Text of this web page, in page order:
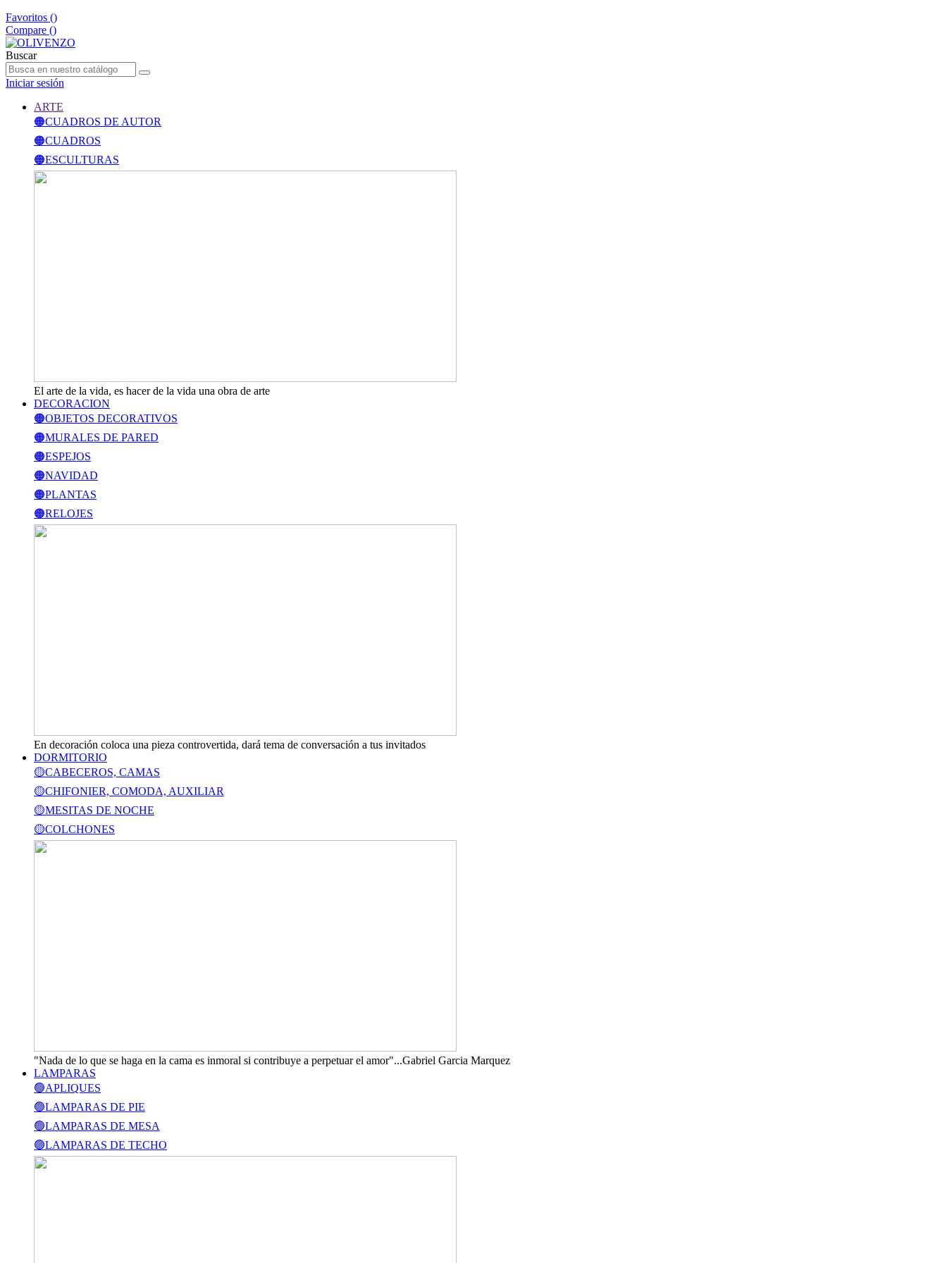
Favoritos ()
Compare ()
Buscar
Iniciar sesión
ARTE
🟠CUADROS DE AUTOR
🟠CUADROS
🟠ESCULTURAS
El arte de la vida, es hacer de la vida una obra de arte
DECORACION
🟠OBJETOS DECORATIVOS
🟠MURALES DE PARED
🟠ESPEJOS
🟠NAVIDAD
🟠PLANTAS
🟠RELOJES
En decoración coloca una pieza controvertida, dará tema de conversación a tus invitados
DORMITORIO
🟡CABECEROS, CAMAS
🟡CHIFONIER, COMODA, AUXILIAR
🟡MESITAS DE NOCHE
🟡COLCHONES
"Nada de lo que se haga en la cama es inmoral si contribuye a perpetuar el amor"...Gabriel Garcia Marquez
LAMPARAS
🟢APLIQUES
🟢LAMPARAS DE PIE
🟢LAMPARAS DE MESA
🟢LAMPARAS DE TECHO